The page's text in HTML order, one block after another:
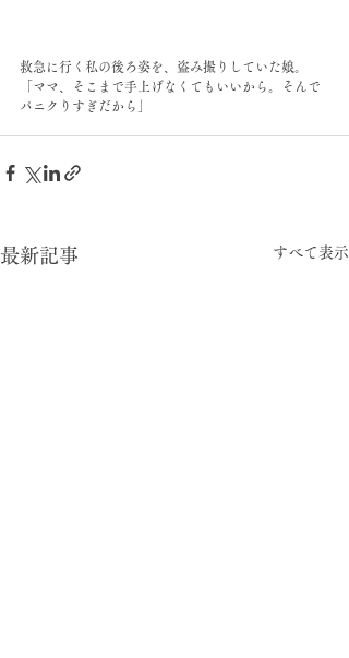
救急に行く私の後ろ姿を、盗み撮りしていた娘。
「ママ、そこまで手上げなくてもいいから。そんで
パニクりすぎだから」
最新記事 すべて表示